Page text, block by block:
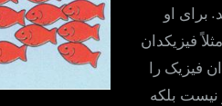
. برای او
فیزیکدان
فیزیک را
نیست بلکه